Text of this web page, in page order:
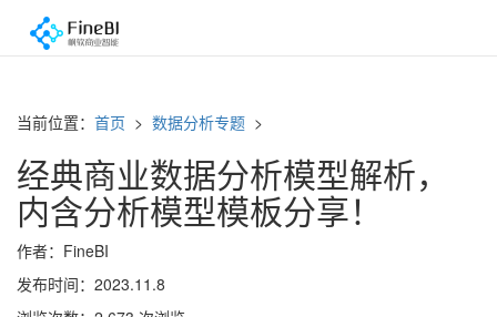
当前位置： 首页 > 数据分析专题 >
经典商业数据分析模型解析，
内含分析模型模板分享！
作者：FineBI
发布时间：2023.11.8